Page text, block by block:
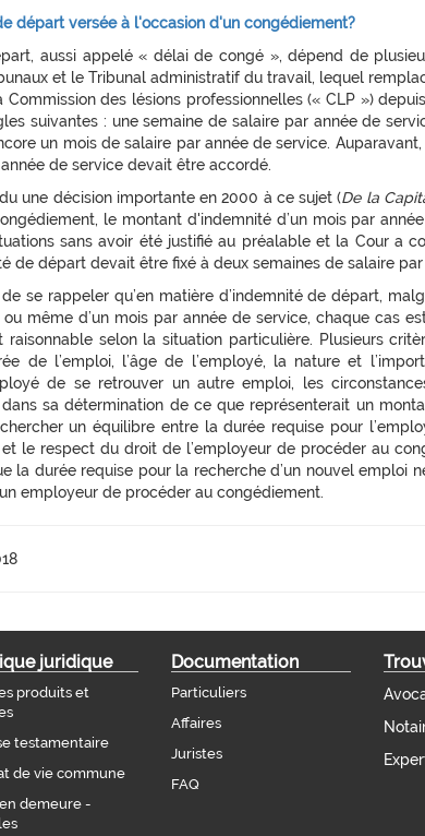
départ versée à l'occasion d'un congédiement?
aussi appelé « délai de congé », dépend de
et le Tribunal administratif du travail, lequel
des lésions professionnelles (« CLP »)
suivantes : une semaine de salaire par année de
un mois de salaire par année de service.
de service devait être accordé.
une décision importante en 2000 à ce sujet (De la
le montant d'indemnité d’un mois par
sans avoir été justifié au préalable et la Cour a
de départ devait être fixé à deux semaines de salaire
se rappeler qu’en matière d’indemnité de départ,
ou même d’un mois par année de service, chaque cas
selon la situation particulière. Plusieurs
de l’emploi, l’âge de l’employé, la nature et
de se retrouver un autre emploi, les
sa détermination de ce que représenterait un
un équilibre entre la durée requise pour
le respect du droit de l’employeur de procéder au
la durée requise pour la recherche d’un nouvel emploi
employeur de procéder au congédiement.
juridique
produits et
testamentaire
de vie commune
demeure -
Documentation
Particuliers
Affaires
Juristes
FAQ